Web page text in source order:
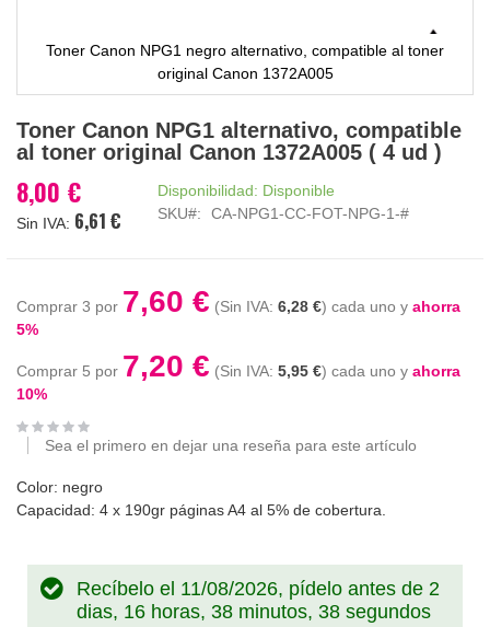
Toner Canon NPG1 negro alternativo, compatible al toner
original Canon 1372A005
al
comienzo
la
galería
Toner Canon NPG1 alternativo, compatible
al toner original Canon 1372A005 ( 4 ud )
8,00 €
6,61 €
Disponibilidad: Disponible
SKU
CA-NPG1-CC-FOT-NPG-1-#
Comprar 3 por 7,60 € 6,28 € cada uno y ahorra
5%
Comprar 5 por 7,20 € 5,95 € cada uno y ahorra
10%
Sea el primero en dejar una reseña para este artículo
Color: negro
Capacidad: 4 x 190gr páginas A4 al 5% de cobertura.
Recíbelo el 11/08/2026, pídelo antes de 2
dias, 16 horas, 38 minutos, 38 segundos